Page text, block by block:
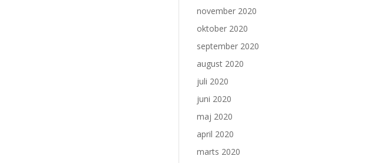
november 2020
oktober 2020
september 2020
august 2020
juli 2020
juni 2020
maj 2020
april 2020
marts 2020